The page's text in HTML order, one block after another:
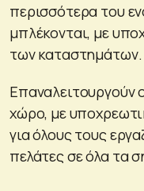
περισσότερα του
μπλέκονται, με
των καταστημάτων.
Επαναλειτουργούν
χώρο, με
για όλους τους
πελάτες σε όλα τα